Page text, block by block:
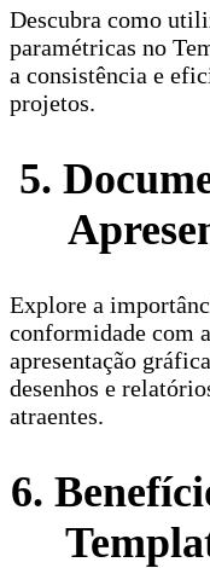
Descubra como
paramétricas no
a consistência e
projetos.
5.
Explore a
conformidade com
apresentação
desenhos e
atraentes.
6.